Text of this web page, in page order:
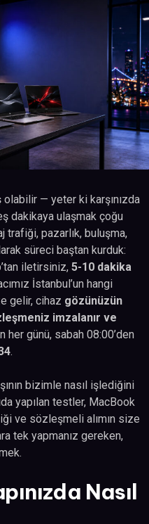
— yeter ki karşınızda
dakikaya ulaşmak çoğu
trafiği, pazarlık, buluşma,
süreci baştan kurduk:
iletirsiniz, 5-10 dakika
İstanbul’un hangi
gelir, cihaz gözünüzün
imzalanır ve
her günü, sabah 08:00’den
.
bizimle nasıl işlediğini
yapılan testler, MacBook
ve sözleşmeli alımın size
tek yapmanız gereken,
Nasıl